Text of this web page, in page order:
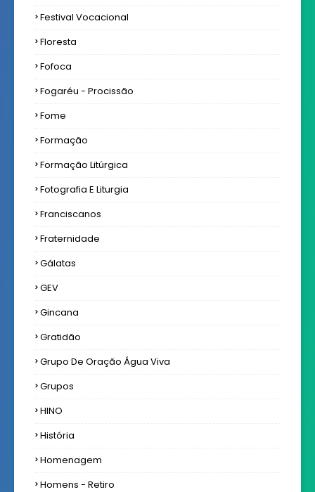
Festival Vocacional
Floresta
Fofoca
Fogaréu - Procissão
Fome
Formação
Formação Litúrgica
Fotografia E Liturgia
Franciscanos
Fraternidade
Gálatas
GEV
Gincana
Gratidão
Grupo De Oração Água Viva
Grupos
HINO
História
Homenagem
Homens - Retiro